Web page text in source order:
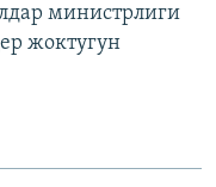
министрлиги
жоктугун